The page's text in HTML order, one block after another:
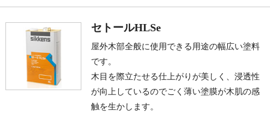
セトールHLSe
屋外木部全般に使用できる用途の幅広い塗料
です。
木目を際立たせる仕上がりが美しく、浸透性
が向上しているのでごく薄い塗膜が木肌の感
触を生かします。